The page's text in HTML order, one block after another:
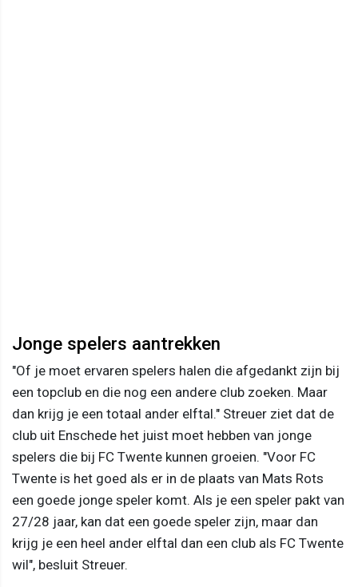
Jonge spelers aantrekken
"Of je moet ervaren spelers halen die afgedankt zijn bij
een topclub en die nog een andere club zoeken. Maar
dan krijg je een totaal ander elftal." Streuer ziet dat de
club uit Enschede het juist moet hebben van jonge
spelers die bij FC Twente kunnen groeien. "Voor FC
Twente is het goed als er in de plaats van Mats Rots
een goede jonge speler komt. Als je een speler pakt van
27/28 jaar, kan dat een goede speler zijn, maar dan
krijg je een heel ander elftal dan een club als FC Twente
wil", besluit Streuer.